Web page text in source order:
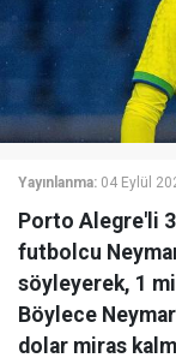
Yayınlanma: 04 Eylül
Porto Alegre'li
futbolcu
söyleyerek, 1
Böylece
dolar miras